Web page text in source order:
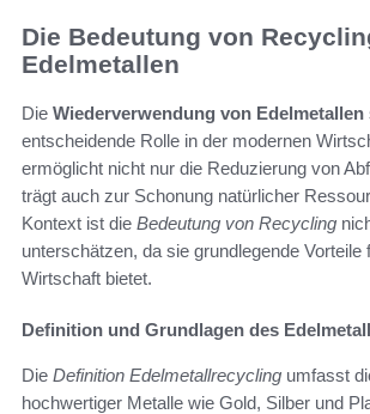
Die Bedeutung von
Edelmetallen
Die Wiederverwendung von Edelmetallen
entscheidende Rolle in der modernen
ermöglicht nicht nur die Reduzierung von
trägt auch zur Schonung natürlicher
Kontext ist die Bedeutung von Recycling
unterschätzen, da sie grundlegende Vorteile
Wirtschaft bietet.
Definition und Grundlagen des
Die Definition Edelmetallrecycling umfasst
hochwertiger Metalle wie Gold, Silber und